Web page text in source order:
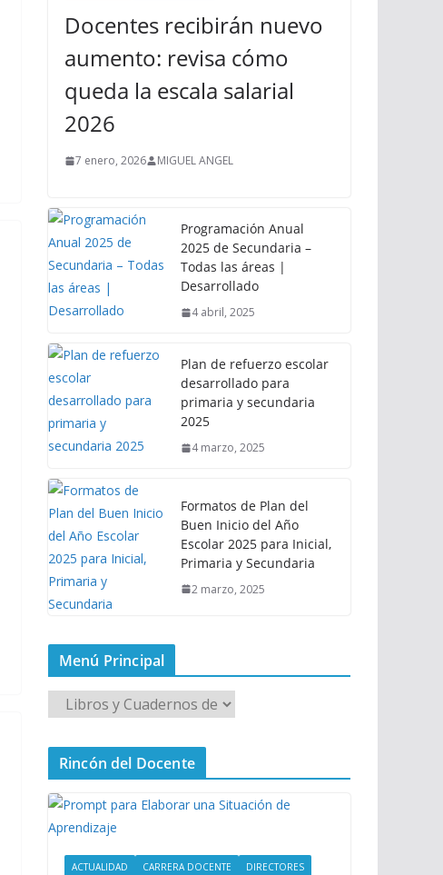
Docentes recibirán nuevo
aumento: revisa cómo
queda la escala salarial
2026
7 enero, 2026 MIGUEL ANGEL
Programación Anual
2025 de Secundaria –
Todas las áreas |
Desarrollado
4 abril, 2025
Plan de refuerzo escolar
desarrollado para
primaria y secundaria
2025
4 marzo, 2025
Formatos de Plan del
Buen Inicio del Año
Escolar 2025 para Inicial,
Primaria y Secundaria
2 marzo, 2025
Menú Principal
e
n
P
i
Rincón del Docente
ACTUALIDAD CARRERA DOCENTE
DIRECTORES